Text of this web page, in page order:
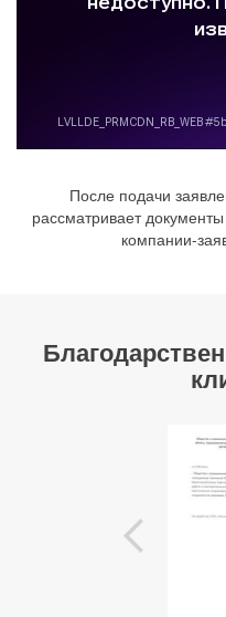
После подачи
рассматривает
компании-